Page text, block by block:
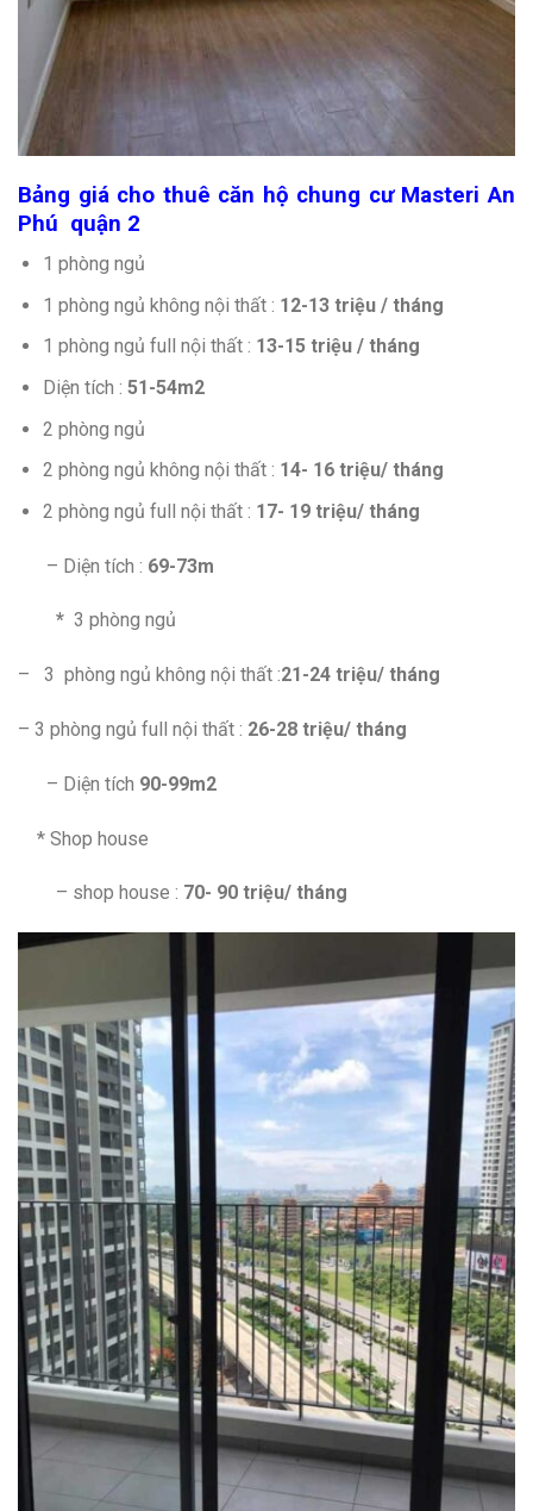
Bảng giá cho thuê căn hộ chung cư Masteri An
Phú quận 2
1 phòng ngủ
1 phòng ngủ không nội thất : 12-13 triệu / tháng
1 phòng ngủ full nội thất : 13-15 triệu / tháng
Diện tích : 51-54m2
2 phòng ngủ
2 phòng ngủ không nội thất : 14- 16 triệu/ tháng
2 phòng ngủ full nội thất : 17- 19 triệu/ tháng
– Diện tích : 69-73m
* 3 phòng ngủ
– 3 phòng ngủ không nội thất :21-24 triệu/ tháng
– 3 phòng ngủ full nội thất : 26-28 triệu/ tháng
– Diện tích 90-99m2
* Shop house
– shop house : 70- 90 triệu/ tháng